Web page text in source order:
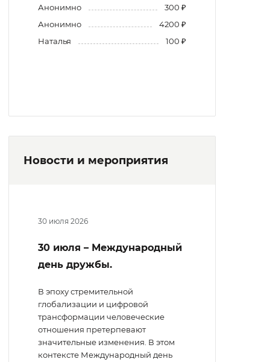
Анонимно
300 ₽
Анонимно
4200 ₽
Наталья
100 ₽
Новости и мероприятия
30 июля 2026
30 июля – Международный
день дружбы.
В эпоху стремительной
глобализации и цифровой
трансформации человеческие
отношения претерпевают
значительные изменения. В этом
контексте Международный день